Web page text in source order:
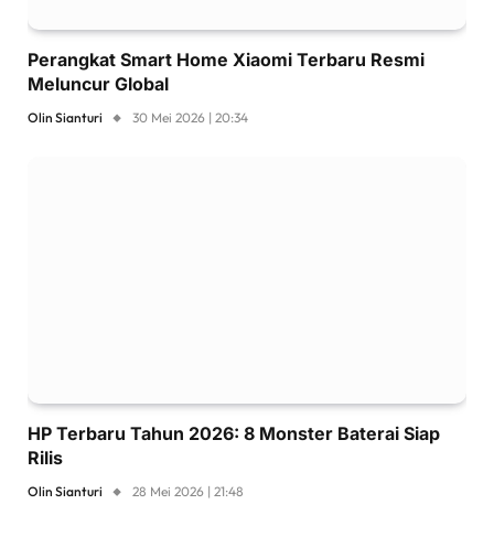
Perangkat Smart Home Xiaomi Terbaru Resmi
Meluncur Global
Olin Sianturi 30 Mei 2026 | 20:34
HP Terbaru Tahun 2026: 8 Monster Baterai Siap
Rilis
Olin Sianturi 28 Mei 2026 | 21:48